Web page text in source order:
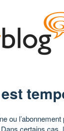
ou
certains cas,